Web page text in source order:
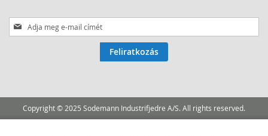
Iratkozzon
fel
Feliratkozás
Copyright © 2025 Sodemann Industrifjedre A/S. All rights reserved.